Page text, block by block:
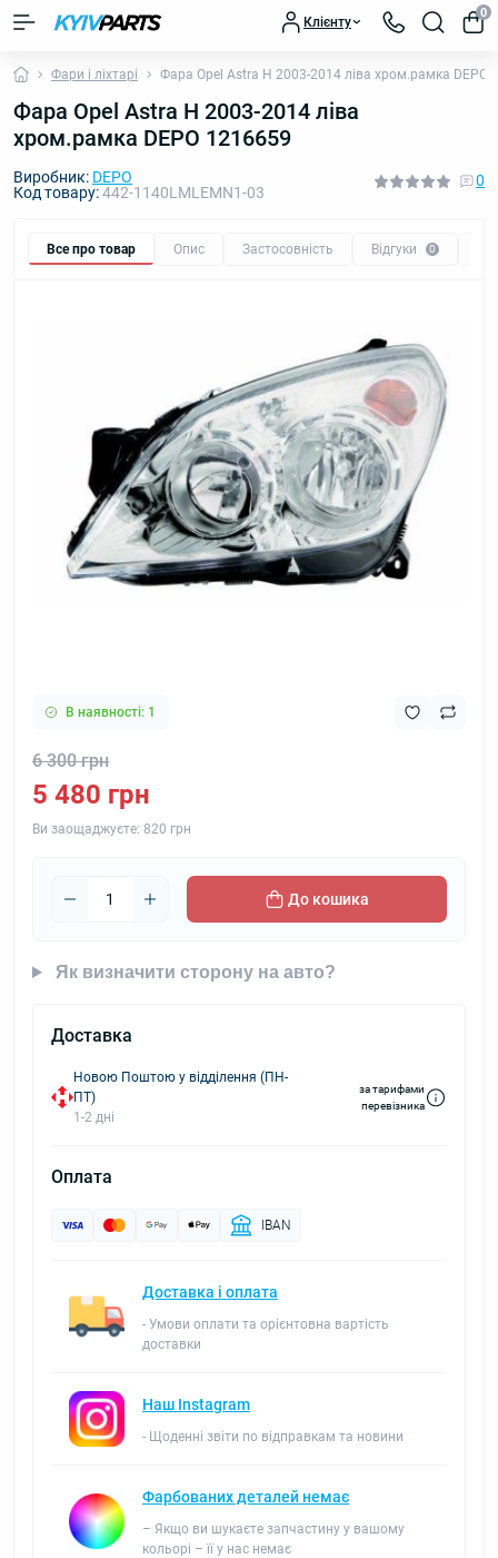
Клієнту
0
Фари і ліхтарі Фара Opel Astra H 2003-2014 ліва хром.рамка DEPO
Фара Opel Astra H 2003-2014 ліва
хром.рамка DEPO 1216659
Виробник: DEPO
Код товару:442-1140LMLEMN1-03
0
Все про товар Опис Застосовність Відгуки 0
В наявності: 1
6 300 грн
5 480 грн
Ви заощаджуєте: 820 грн
До кошика
Як визначити сторону на авто?
Доставка
Новою Поштою у відділення (ПН-
ПТ)
1-2 дні
за тарифами
перевізника
Оплата
IBAN
Доставка і оплата
- Умови оплати та орієнтовна вартість
доставки
Наш Instagram
- Щоденні звіти по відправкам та новини
Фарбованих деталей немає
– Якщо ви шукаєте запчастину у вашому
кольорі – її у нас немає